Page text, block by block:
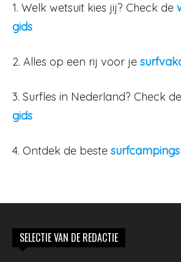
1. Welk wetsuit kies jij? Check de
gids
2. Alles op een rij voor je
3. Surfles in Nederland? Check de
gids
4. Ontdek de beste
SELECTIE VAN DE REDACTIE